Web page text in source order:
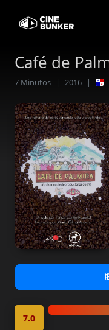
Café de
7 Minutos | 2016 |
7.0